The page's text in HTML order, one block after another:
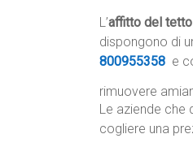
L’affitto del
dispongono di
800955358 e
rimuovere
Le aziende che
cogliere una